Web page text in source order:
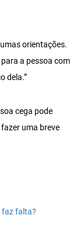
orientações.
a pessoa com
dela.”
cega pode
uma breve
faz falta?